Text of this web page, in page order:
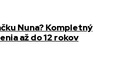
Nuna? Kompletný
až do 12 rokov